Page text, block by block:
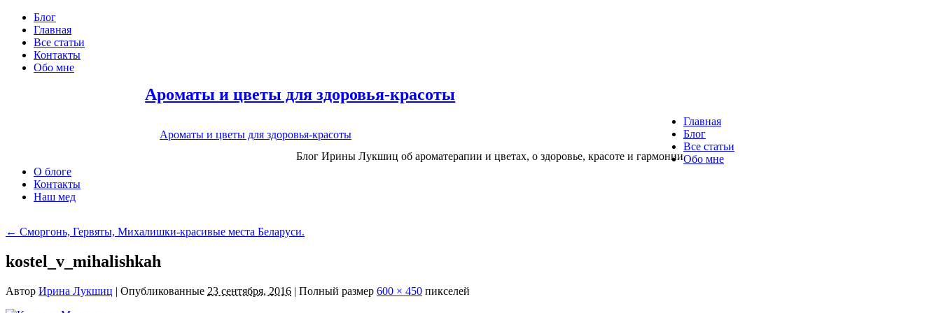
Блог
Главная
Все статьи
Контакты
Обо мне
Ароматы и цветы для здоровья-красоты
Ароматы и цветы для здоровья-красоты
Блог Ирины Лукшиц об ароматерапии и цветах, о здоровье, красоте и гармонии
Главная
Блог
Все статьи
Обо мне
О блоге
Контакты
Наш мед
← Сморгонь, Гервяты, Михалишки-красивые места Беларуси.
kostel_v_mihalishkah
Автор Ирина Лукшиц | Опубликованные 23 сентября, 2016 | Полный размер 600 × 450 пикселей